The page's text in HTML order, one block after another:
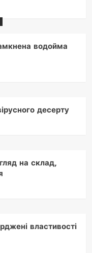
водойма
десерту
на склад,
властивості